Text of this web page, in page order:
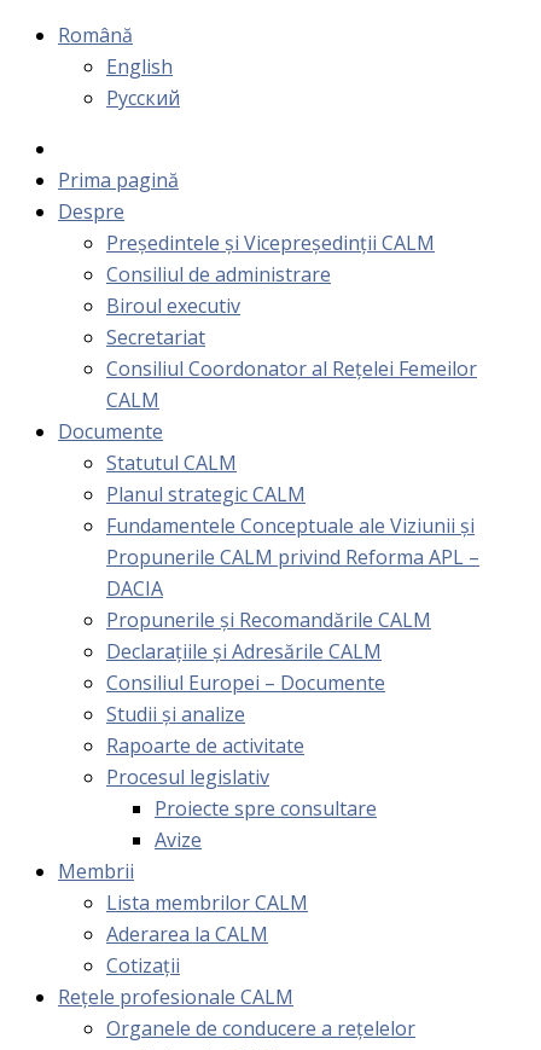
Română
English
Русский
Prima pagină
Despre
Președintele și Vicepreședinții CALM
Consiliul de administrare
Biroul executiv
Secretariat
Consiliul Coordonator al Rețelei Femeilor
CALM
Documente
Statutul CALM
Planul strategic CALM
Fundamentele Conceptuale ale Viziunii și
Propunerile CALM privind Reforma APL –
DACIA
Propunerile și Recomandările CALM
Declarațiile și Adresările CALM
Consiliul Europei – Documente
Studii și analize
Rapoarte de activitate
Procesul legislativ
Proiecte spre consultare
Avize
Membrii
Lista membrilor CALM
Aderarea la CALM
Cotizaţii
Rețele profesionale CALM
Organele de conducere a rețelelor